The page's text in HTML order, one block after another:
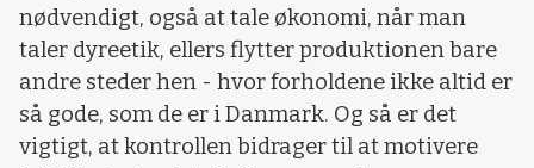
nødvendigt, også at tale økonomi, når man
taler dyreetik, ellers flytter produktionen bare
andre steder hen - hvor forholdene ikke altid er
så gode, som de er i Danmark. Og så er det
vigtigt, at kontrollen bidrager til at motivere